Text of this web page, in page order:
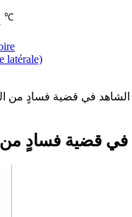
℃
latérale)
في قضية فسادٍ من
قضية فسادٍ من